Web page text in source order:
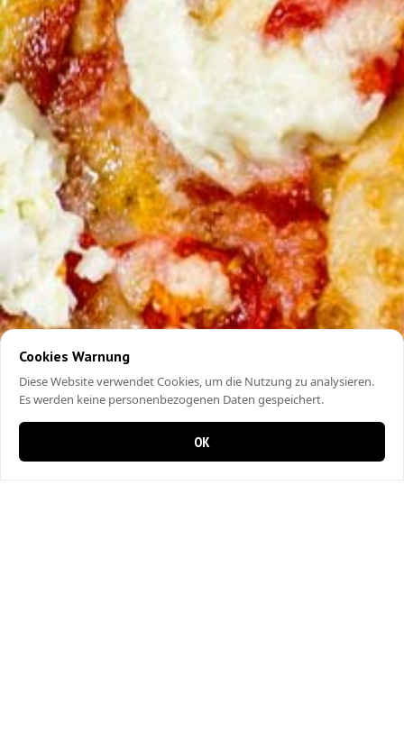
Cookies Warnung
Diese Website verwendet Cookies, um die Nutzung zu analysieren.
Es werden keine personenbezogenen Daten gespeichert.
OK